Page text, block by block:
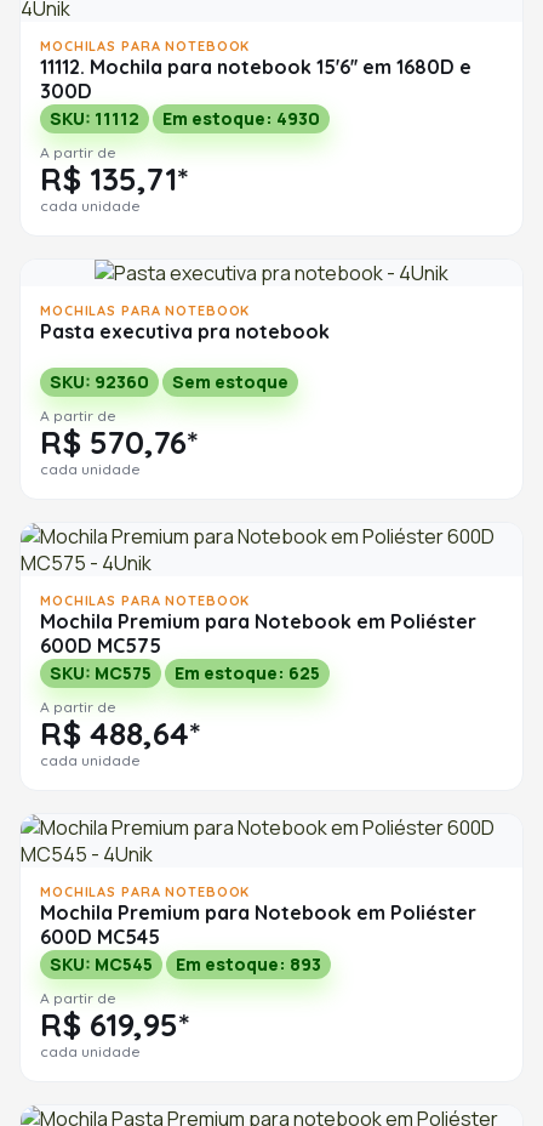
MOCHILAS PARA NOTEBOOK
11112. Mochila para notebook 15'6'' em 1680D e
300D
SKU: 11112 Em estoque: 4930
A partir de
R$ 135,71*
cada unidade
MOCHILAS PARA NOTEBOOK
Pasta executiva pra notebook
SKU: 92360 Sem estoque
A partir de
R$ 570,76*
cada unidade
MOCHILAS PARA NOTEBOOK
Mochila Premium para Notebook em Poliéster
600D MC575
SKU: MC575 Em estoque: 625
A partir de
R$ 488,64*
cada unidade
MOCHILAS PARA NOTEBOOK
Mochila Premium para Notebook em Poliéster
600D MC545
SKU: MC545 Em estoque: 893
A partir de
R$ 619,95*
cada unidade